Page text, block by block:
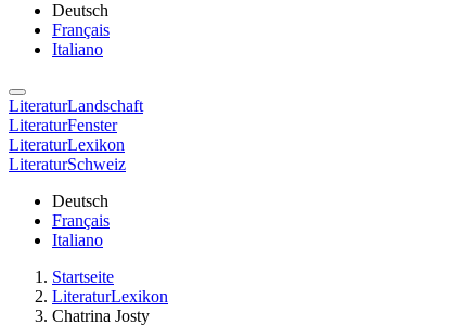
Deutsch
Français
Italiano
LiteraturLandschaft
LiteraturFenster
LiteraturLexikon
LiteraturSchweiz
Deutsch
Français
Italiano
Startseite
LiteraturLexikon
Chatrina Josty